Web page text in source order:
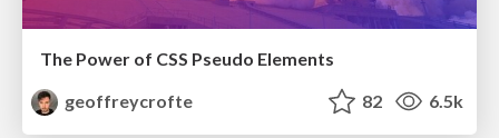
The Power of CSS Pseudo Elements
geoffreycrofte
82 6.5k